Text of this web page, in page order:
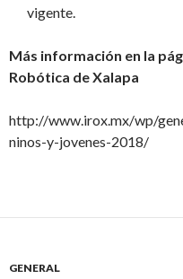
vigente.
Más información en la
Robótica de Xalapa
http://www.irox.mx/wp/
ninos-y-jovenes-2018/
GENERAL